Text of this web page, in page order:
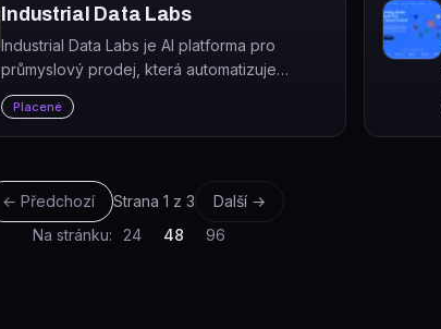
Industrial Data Labs
Industrial Data Labs je AI platforma pro
průmyslový prodej, která automatizuje
zpracování poptávek (RFQ) v sektoru PVF
(potrubí, ventily, armatury).
Placené
← Předchozí Strana 1 z 3
Další →
Na stránku:
24 48 96